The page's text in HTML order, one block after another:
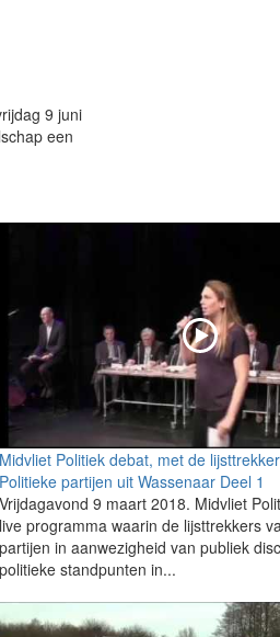
9 juni
een
Midvliet Politiek debat, met de
Politieke partijen uit Wassenaar Deel 1
Vrijdagavond 9 maart 2018. Midvliet
live programma waarin de lijsttrekkers
partijen in aanwezigheid van publiek
politieke standpunten in...